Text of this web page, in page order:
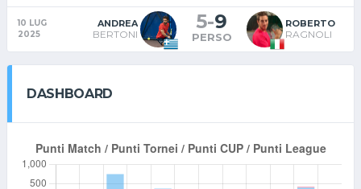
10 LUG
2025
ANDREA
BERTONI
5-9
PERSO
ROBERTO
RAGNOLI
DASHBOARD